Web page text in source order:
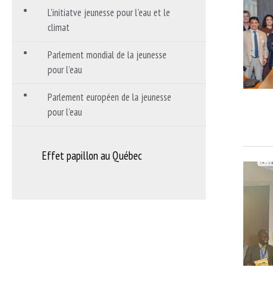
L'initiatve jeunesse pour l'eau et le
climat
Parlement mondial de la jeunesse
pour l’eau
Parlement européen de la jeunesse
pour l’eau
Effet papillon au Québec